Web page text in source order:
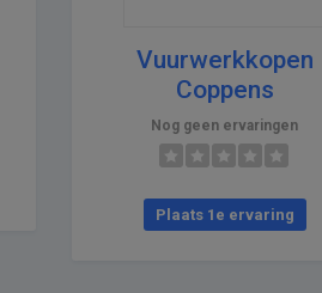
Vuurwerkkopen
Coppens
Nog geen ervaringen
Plaats 1e ervaring